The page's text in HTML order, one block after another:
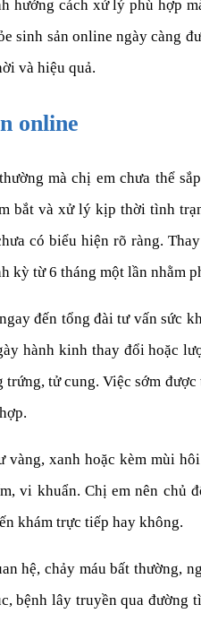
hướng cách xử lý phù hợp
sinh sản online ngày càng
và hiệu quả.
online
mà chị em chưa thể
bắt và xử lý kịp thời tình
có biểu hiện rõ ràng.
từ 6 tháng một lần nhằm
đến tổng đài tư vấn sức
hành kinh thay đổi hoặc
tử cung. Việc sớm
xanh hoặc kèm mùi
vi khuẩn. Chị em nên chủ
khám trực tiếp hay không.
hệ, chảy máu bất thường,
bệnh lây truyền qua đường